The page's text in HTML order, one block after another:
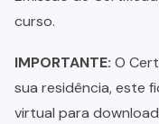
curso.
IMPORTANTE: O
sua residência, este
virtual para